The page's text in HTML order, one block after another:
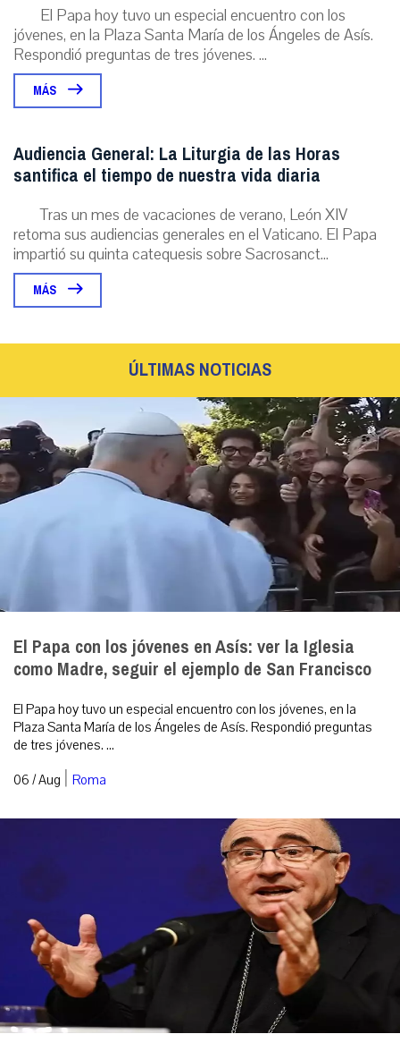
El Papa hoy tuvo un especial encuentro con los
jóvenes, en la Plaza Santa María de los Ángeles de Asís.
Respondió preguntas de tres jóvenes. ...
MÁS
Audiencia General: La Liturgia de las Horas
santifica el tiempo de nuestra vida diaria
Tras un mes de vacaciones de verano, León XIV
retoma sus audiencias generales en el Vaticano. El Papa
impartió su quinta catequesis sobre Sacrosanct...
MÁS
ÚLTIMAS NOTICIAS
El Papa con los jóvenes en Asís: ver la Iglesia
como Madre, seguir el ejemplo de San Francisco
El Papa hoy tuvo un especial encuentro con los jóvenes, en la
Plaza Santa María de los Ángeles de Asís. Respondió preguntas
de tres jóvenes. ...
06 / Aug | Roma